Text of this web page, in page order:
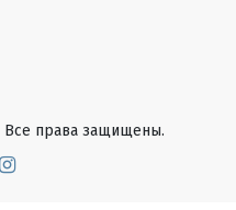
Все права защищены.